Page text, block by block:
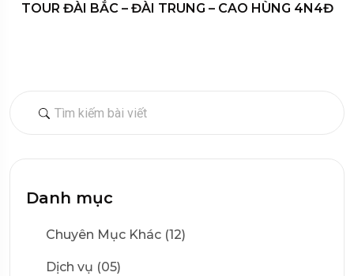
Danh mục
Chuyên Mục Khác (12)
Dịch vụ (05)
TOUR ĐÀI BẮC – ĐÀI TRUNG – CAO HÙNG 4N4Đ